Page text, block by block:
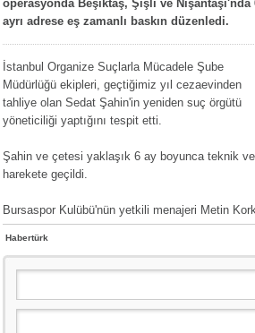
10.04.2023 14:44 |Hoş geldin Göktuğ Bebek!
11.11.2025 14:13 |Hoş geldin Ertuğrul Bebek!
12.10.2025 17:30 |MUTLULUKLAR SİNAN SILACI
16.07.2024 14:32 | Hoş geldin Kerem Bebek!
08.01.2024 19:01 |Hoş geldin Aslan bebek!
operasyonda Beşiktaş, Şişli ve Nişantaşı'nda
ayrı adrese eş zamanlı baskın düzenledi.
İstanbul Organize Suçlarla Mücadele Şube
Müdürlüğü ekipleri, geçtiğimiz yıl cezaevinden
tahliye olan Sedat Şahin'in yeniden suç örgütü
yöneticiliği yaptığını tespit etti.
Şahin ve çetesi yaklaşık 6 ay boyunca teknik
harekete geçildi.
Bursaspor Kulübü'nün yetkili menajeri Metin
Habertürk